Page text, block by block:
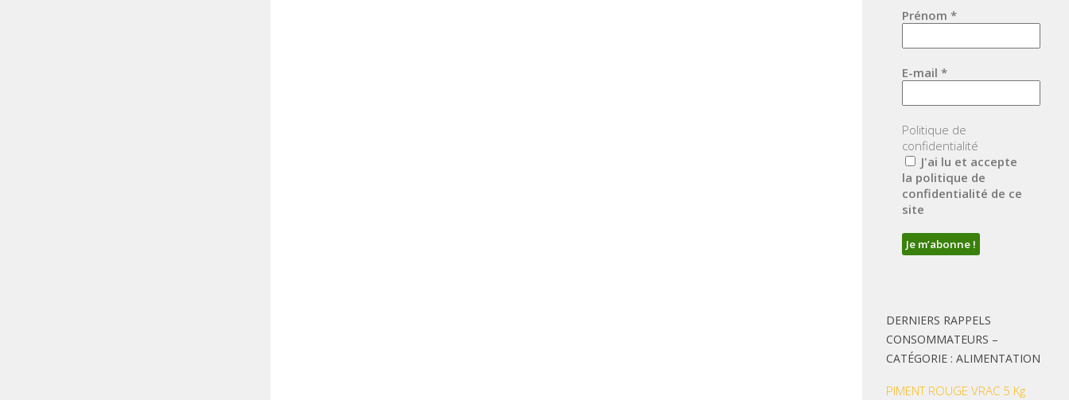
Prénom *
E-mail *
Politique de
confidentialité
J'ai lu et accepte
la politique de
confidentialité de ce
site
DERNIERS RAPPELS
CONSOMMATEURS –
CATÉGORIE : ALIMENTATION
PIMENT ROUGE VRAC 5 Kg